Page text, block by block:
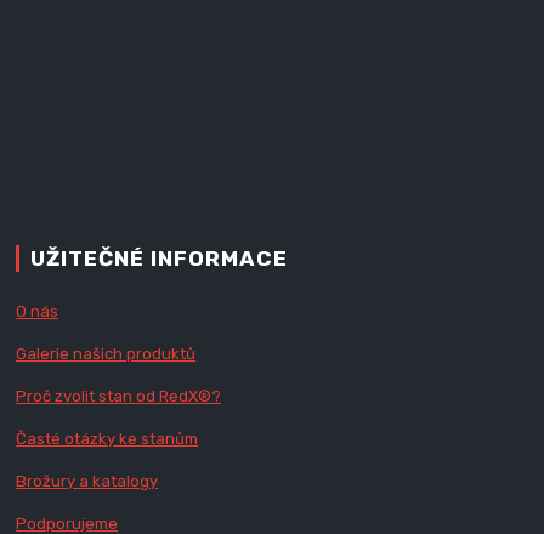
UŽITEČNÉ INFORMACE
O nás
Galerie našich produktů
Proč zvolit stan od RedX®?
Časté otázky ke stanům
Brožury a katalogy
Podporujeme